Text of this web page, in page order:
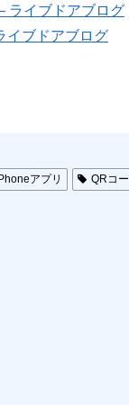
ライブドアブログ
イブドアブログ
アプリ QRコ